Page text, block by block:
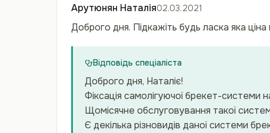
Арутюнян Наталія02.03.2021
Доброго дня. Підкажіть будь ласка яка ціна
Відповідь спеціаліста
Доброго дня, Наталіє!
Фіксація самолігуючої брекет-
Щомісячне обслуговування такої
Є декілька різновидів даної системи